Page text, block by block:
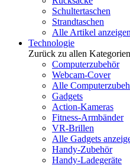
Schultertaschen
Strandtaschen
Alle Artikel anzeigen
Technologie
Zurück zu allen Kategorien
Computerzubehör
Webcam-Cover
Alle
Gadgets
Action-Kameras
Fitness-Armbänder
VR-Brillen
Alle Gadgets
Handy-Zubehör
Handy-Ladegeräte